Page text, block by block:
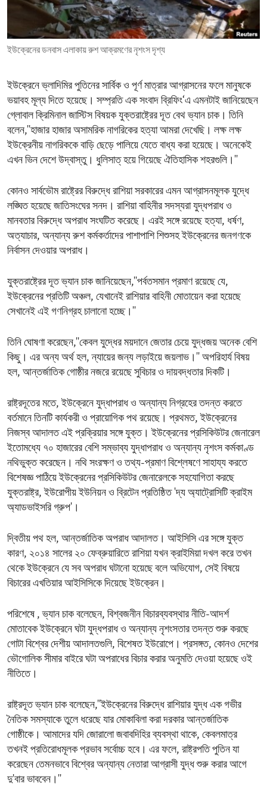
ENVIRONMENT AND HEALTH
IDEALS AND INSTITUTIONS
ইউক্রেনের ডনবাস এলাকায় রুশ আক্রমণের নৃশংস দৃশ্য
ইউক্রেনে ভ্লাদিমির পুতিনের সার্বিক ও পূর্ণ মাত্রার আগ্রাসনের ফলে মানুষকে
ভয়াবহ মূল্য দিতে হয়েছে। সম্প্রতি এক সংবাদ ব্রিফিং‘এ এমনটাই জানিয়েছেন
গ্লোবাল ক্রিমিনাল জাস্টিস বিষয়ক যুক্তরাষ্ট্রের দূত বেথ ভ্যান চাক। তিনি
বলেন,''হাজার হাজার অসামরিক নাগরিকের হত্যা আমরা দেখেছি। লক্ষ লক্ষ
ইউক্রেনীয় নাগরিককে বাড়ি ছেড়ে পালিয়ে যেতে বাধ্য করা হয়েছে। অনেকেই
এখন ভিন দেশে উদ্বাস্তু। ধুলিসাত্ হয়ে গিয়েছে ঐতিহাসিক শহরগুলি।''
কোনও সার্বভৌম রাষ্ট্রের বিরুদ্ধে রাশিয়া সরকারের এমন আগ্রাসনমূলক যুদ্ধে
লঙ্ঘিত হয়েছে জাতিসংঘের সনদ। রাশিয়া বাহিনীর সদস্যরা যুদ্ধপরাধ ও
মানবতার বিরুদ্ধে অপরাধ সংঘটিত করেছে। এরই সঙ্গে রয়েছে হত্যা, ধর্ষণ,
অত্যাচার, অন্যান্য রুশ কর্মকর্তাদের পাশাপাশি শিশুসহ ইউক্রেনের জনগণকে
নির্বাসন দেওয়ার অপরাধ।
যুক্তরাষ্ট্রের দূত ভ্যান চাক জানিয়েছেন,''পর্বতসমান প্রমাণ রয়েছে যে,
ইউক্রেনের প্রতিটি অঞ্চল, যেখানেই রাশিয়ার বাহিনী মোতায়েন করা হয়েছে
সেখানেই এই গণনিগ্রহ চালানো হচ্ছে।''
তিনি ঘোষণা করেছেন,''কেবল যুদ্ধের ময়দানে জেতার চেয়ে যুদ্ধজয় অনেক বেশি
কিছু। এর অন্য অর্থ হল, ন্যায়ের জন্য লড়াইয়ে জয়লাভ।'' অপরিহার্য বিষয়
হল, আন্তর্জাতিক গোষ্ঠীর নজরে রয়েছে সুবিচার ও দায়বদ্ধতার দিকটি।
রাষ্ট্রদূতের মতে, ইউক্রেনে যুদ্ধাপরাধ ও অন্যান্য নিগ্রহের তদন্ত করতে
বর্তমানে তিনটি কার্যকরী ও প্রায়োগিক পথ রয়েছে। প্রথমত, ইউক্রেনের
নিজস্ব আদালত এই প্রক্রিয়ার সঙ্গে যুক্ত। ইউক্রেনের প্রসিকিউটর জেনারেল
ইতোমধ্যে ৭০ হাজারের বেশি সম্ভাব্য যুদ্ধাপরাধ ও অন্যান্য নৃশংস কর্মকাণ্ড
নথিভুক্ত করেছেন। নথি সংরক্ষণ ও তথ্য-প্রমাণ বিশ্লেষণে সাহায্য করতে
বিশেষজ্ঞ পাঠিয়ে ইউক্রেনের প্রসিকিউটর জেনারেলকে সহযোগিতা করছে
যুক্তরাষ্ট্র, ইউরোপীয় ইউনিয়ন ও ব্রিটেন প্রতিষ্ঠিত 'দ্য অ্যাট্রোসিটি ক্রাইম
অ্যাডভাইসরি গ্রুপ'।
দ্বিতীয় পথ হল, আন্তর্জাতিক অপরাধ আদালত। আইসিসি এর সঙ্গে যুক্ত
কারণ, ২০১৪ সালের ২০ ফেব্রুয়ারিতে রাশিয়া যখন ক্রাইমিয়া দখল করে তখন
থেকে ইউক্রেনে যে সব অপরাধ ঘটানো হয়েছে বলে অভিযোগ, সেই বিষয়ে
বিচারের এখতিয়ার আইসিসিকে দিয়েছে ইউক্রেন।
পরিশেষে , ভ্যান চাক বলেছেন, বিশ্বজনীন বিচারব্যবস্থার নীতি-আদর্শ
মোতাবেক ইউক্রেনে ঘটা যুদ্ধপরাধ ও অন্যান্য নৃশংসতার তদন্ত শুরু করছে
গোটা বিশ্বের দেশীয় আদালতগুলি, বিশেষত ইউরোপে। প্রসঙ্গত, কোনও দেশের
ভৌগোলিক সীমার বাইরে ঘটা অপরাধের বিচার করার অনুমতি দেওয়া হয়েছে ওই
নীতিতে।
রাষ্ট্রদূত ভ্যান চাক বলেছেন,''ইউক্রেনের বিরুদ্ধে রাশিয়ার যুদ্ধ এক গভীর
নৈতিক সমস্যাকে তুলে ধরেছে যার মোকাবিলা করা দরকার আন্তর্জাতিক
গোষ্ঠীকে। আমাদের যদি জোরালো জবাবদিহির ব্যবস্থা থাকে, কেবলমাত্র
তখনই প্রতিরোধমূলক প্রভাব সর্বোচ্চ হবে। এর ফলে, রাষ্ট্রপতি পুতিন যা
করেছেন তেমনভাবে বিশ্বের অন্যান্য নেতারা আগ্রাসী যুদ্ধ শুরু করার আগে
দু'বার ভাববেন।''